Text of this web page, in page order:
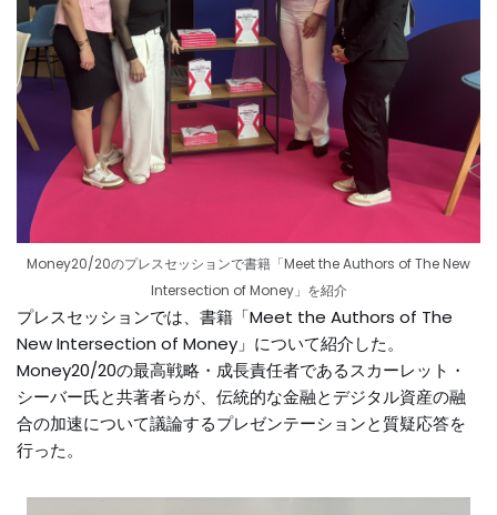
Money20/20のプレスセッションで書籍「Meet the Authors of The New
Intersection of Money」を紹介
プレスセッションでは、書籍「Meet the Authors of The
New Intersection of Money」について紹介した。
Money20/20の最高戦略・成長責任者であるスカーレット・
シーバー氏と共著者らが、伝統的な金融とデジタル資産の融
合の加速について議論するプレゼンテーションと質疑応答を
行った。